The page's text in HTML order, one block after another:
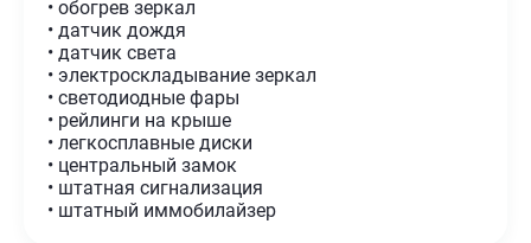
• обогрев зеркал
• датчик дождя
• датчик света
• электроскладывание зеркал
• светодиодные фары
• рейлинги на крыше
• легкосплавные диски
• центральный замок
• штатная сигнализация
• штатный иммобилайзер